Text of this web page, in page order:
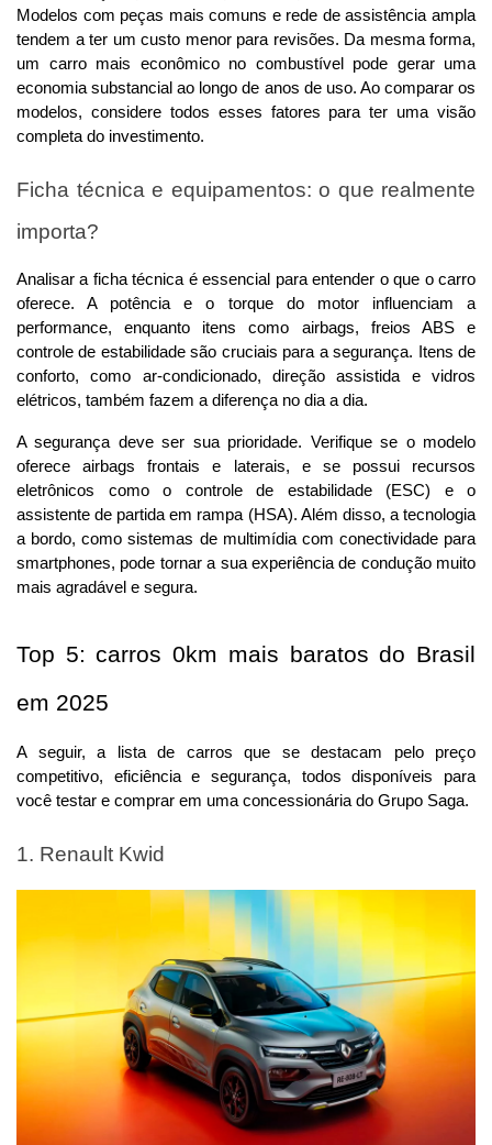
Modelos com peças mais comuns e rede de assistência ampla
tendem a ter um custo menor para revisões. Da mesma forma,
um carro mais econômico no combustível pode gerar uma
economia substancial ao longo de anos de uso. Ao comparar os
modelos, considere todos esses fatores para ter uma visão
completa do investimento.
Ficha técnica e equipamentos: o que realmente
importa?
Analisar a ficha técnica é essencial para entender o que o carro
oferece. A potência e o torque do motor influenciam a
performance, enquanto itens como airbags, freios ABS e
controle de estabilidade são cruciais para a segurança. Itens de
conforto, como ar-condicionado, direção assistida e vidros
elétricos, também fazem a diferença no dia a dia.
A segurança deve ser sua prioridade. Verifique se o modelo
oferece airbags frontais e laterais, e se possui recursos
eletrônicos como o controle de estabilidade (ESC) e o
assistente de partida em rampa (HSA). Além disso, a tecnologia
a bordo, como sistemas de multimídia com conectividade para
smartphones, pode tornar a sua experiência de condução muito
mais agradável e segura.
Top 5: carros 0km mais baratos do Brasil
em 2025
A seguir, a lista de carros que se destacam pelo preço
competitivo, eficiência e segurança, todos disponíveis para
você testar e comprar em uma concessionária do Grupo Saga.
1. Renault Kwid